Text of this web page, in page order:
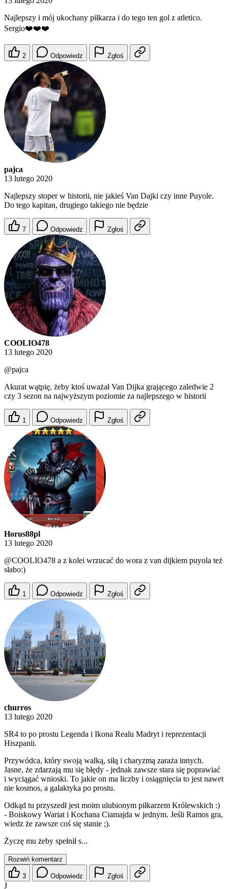
Najlepszy i mój ukochany piłkarza i do tego ten gol z atletico.
Sergio❤️❤️❤️
2 Odpowiedz Zgłoś
pajca
13 lutego 2020
Najlepszy stoper w historii, nie jakieś Van Dajki czy inne Puyole.
Do tego kapitan, drugiego takiego nie będzie
7 Odpowiedz Zgłoś
COOLIO478
13 lutego 2020
@pajca
Akurat wątpię, żeby ktoś uważał Van Dijka grającego zaledwie 2
czy 3 sezon na najwyższym poziomie za najlepszego w historii
1 Odpowiedz Zgłoś
Horus88pl
13 lutego 2020
@COOLIO478 a z kolei wrzucać do wora z van dijkiem puyola też
słabo:)
1 Odpowiedz Zgłoś
churros
13 lutego 2020
SR4 to po prostu Legenda i Ikona Realu Madryt i reprezentacji
Hiszpanii.
Przywódca, który swoją walką, siłą i charyzmą zaraża innych.
Jasne, że zdarzają mu się błędy - jednak zawsze stara się poprawiać
i wyciągać wnioski. To jakie on ma liczby i osiągnięcia to jest nawet
nie kosmos, a galaktyka po prostu.
Odkąd tu przyszedł jest moim ulubionym piłkarzem Królewskich :)
- Boiskowy Wariat i Kochana Ciamajda w jednym. Jeśli Ramos gra,
wiedz że zawsze coś się stanie ;).
Życzę mu żeby spełnił s...
Rozwiń komentarz
3 Odpowiedz Zgłoś
J